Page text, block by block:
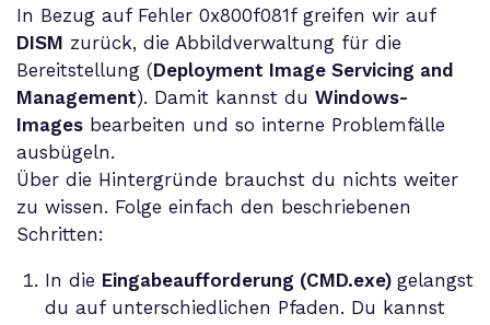
In Bezug auf Fehler 0x800f081f greifen wir auf
DISM zurück, die Abbildverwaltung für die
Bereitstellung (Deployment Image Servicing and
Management). Damit kannst du Windows-
Images bearbeiten und so interne Problemfälle
ausbügeln.
Über die Hintergründe brauchst du nichts weiter
zu wissen. Folge einfach den beschriebenen
Schritten:
In die Eingabeaufforderung (CMD.exe) gelangst
du auf unterschiedlichen Pfaden. Du kannst